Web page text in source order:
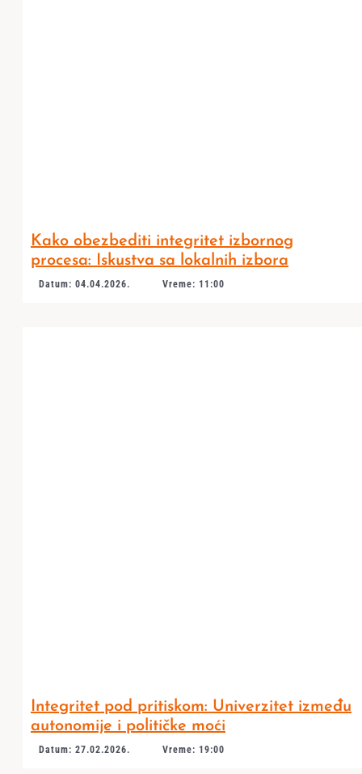
Kako obezbediti integritet izbornog
procesa: Iskustva sa lokalnih izbora
Datum: 04.04.2026. Vreme: 11:00
Integritet pod pritiskom: Univerzitet između
autonomije i političke moći
Datum: 27.02.2026. Vreme: 19:00